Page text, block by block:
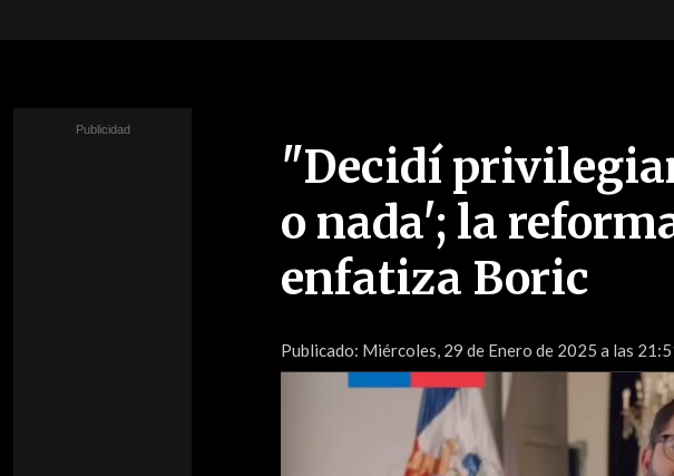
"Decidí
o nada'; la
enfatiza Boric
Publicado: Miércoles, 29 de Enero de 2025 a las